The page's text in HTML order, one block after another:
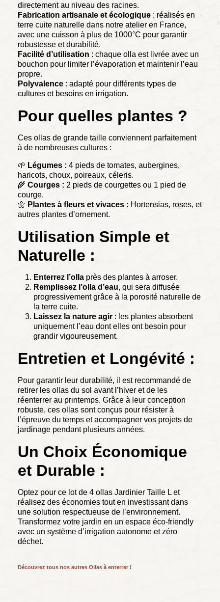
directement au niveau des racines.
Fabrication artisanale et écologique : réalisés en
terre cuite naturelle dans notre atelier en France,
avec une cuisson à plus de 1000°C pour garantir
robustesse et durabilité.
Facilité d’utilisation : chaque olla est livrée avec un
bouchon pour limiter l’évaporation et maintenir l’eau
propre.
Polyvalence : adapté pour différents types de
cultures et besoins en irrigation.
Pour quelles plantes ?
Ces ollas de grande taille conviennent parfaitement
à de nombreuses cultures :
🌱 Légumes : 4 pieds de tomates, aubergines,
haricots, choux, poireaux, céleris.
🌾 Courges : 2 pieds de courgettes ou 1 pied de
courge.
🌼 Plantes à fleurs et vivaces : Hortensias, roses, et
autres plantes d’ornement.
Utilisation Simple et
Naturelle :
Enterrez l’olla près des plantes à arroser.
Remplissez l’olla d’eau, qui sera diffusée
progressivement grâce à la porosité naturelle de
la terre cuite.
Laissez la nature agir : les plantes absorbent
uniquement l’eau dont elles ont besoin pour
grandir vigoureusement.
Entretien et Longévité :
Pour garantir leur durabilité, il est recommandé de
retirer les ollas du sol avant l’hiver et de les
réenterrer au printemps. Grâce à leur conception
robuste, ces ollas sont conçus pour résister à
l’épreuve du temps et accompagner vos projets de
jardinage pendant plusieurs années.
Un Choix Économique
et Durable :
Optez pour ce lot de 4 ollas Jardinier Taille L et
réalisez des économies tout en investissant dans
une solution respectueuse de l’environnement.
Transformez votre jardin en un espace éco-friendly
avec un système d’irrigation autonome et zéro
déchet.
Découvrez tous nos autres Ollas à enterrer !